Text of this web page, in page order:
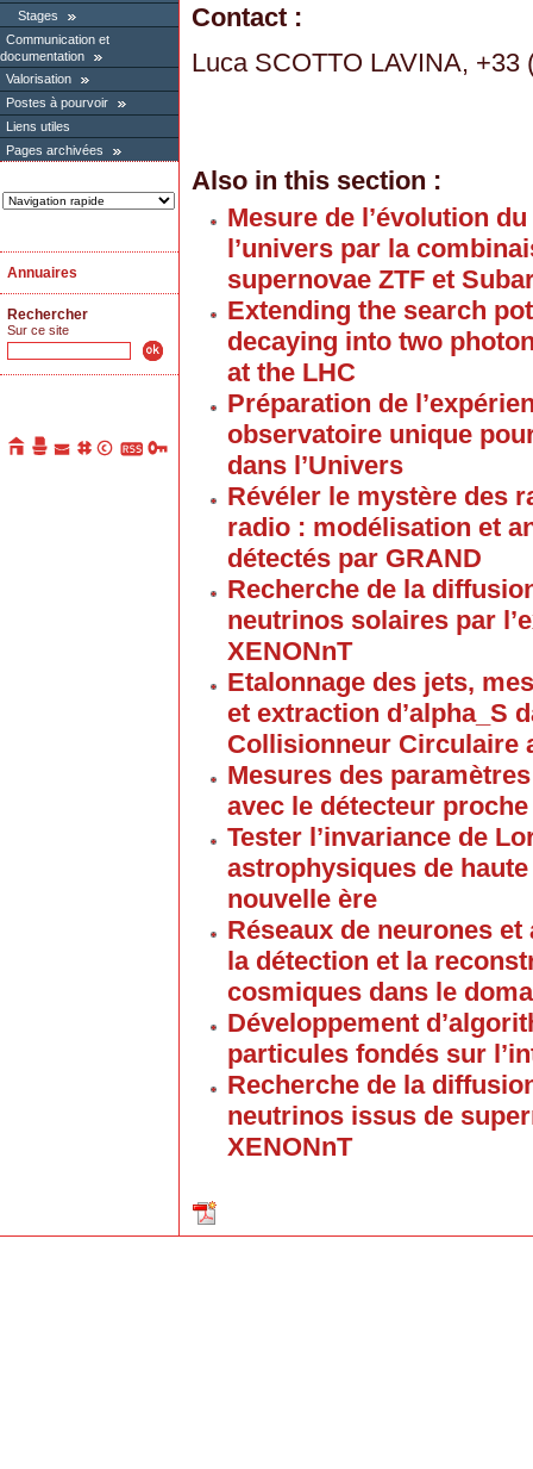
Stages
Communication et
documentation
Valorisation
Postes à pourvoir
Liens utiles
Pages archivées
Annuaires
Rechercher
Sur ce site
Contact :
Luca SCOTTO LAVINA, +33
Also in this section :
Mesure de l’évolution
l’univers par la
supernovae ZTF et
Extending the search
decaying into two
at the LHC
Préparation de
observatoire unique
dans l’Univers
Révéler le mystère des
radio : modélisation et
détectés par GRAND
Recherche de la
neutrinos solaires par
XENONnT
Etalonnage des jets,
et extraction d’alpha_S
Collisionneur Circulaire
Mesures des
avec le détecteur
Tester l’invariance de
astrophysiques de haute
nouvelle ère
Réseaux de neurones
la détection et la
cosmiques dans le
Développement
particules fondés sur
Recherche de la
neutrinos issus de
XENONnT